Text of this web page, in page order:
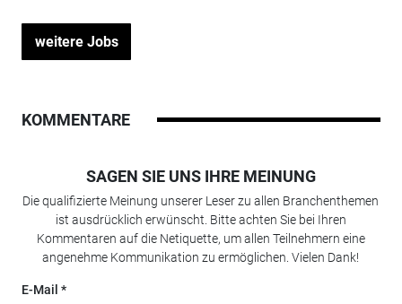
weitere Jobs
KOMMENTARE
SAGEN SIE UNS IHRE MEINUNG
Die qualifizierte Meinung unserer Leser zu allen Branchenthemen
ist ausdrücklich erwünscht. Bitte achten Sie bei Ihren
Kommentaren auf die Netiquette, um allen Teilnehmern eine
angenehme Kommunikation zu ermöglichen. Vielen Dank!
E-Mail